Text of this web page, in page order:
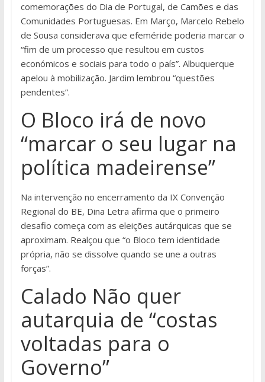
comemorações do Dia de Portugal, de Camões e das
Comunidades Portuguesas. Em Março, Marcelo Rebelo
de Sousa considerava que efeméride poderia marcar o
“fim de um processo que resultou em custos
económicos e sociais para todo o país”. Albuquerque
apelou à mobilização. Jardim lembrou “questões
pendentes”.
O Bloco irá de novo
“marcar o seu lugar na
política madeirense”
Na intervenção no encerramento da IX Convenção
Regional do BE, Dina Letra afirma que o primeiro
desafio começa com as eleições autárquicas que se
aproximam. Realçou que “o Bloco tem identidade
própria, não se dissolve quando se une a outras
forças”.
Calado Não quer
autarquia de “costas
voltadas para o
Governo”